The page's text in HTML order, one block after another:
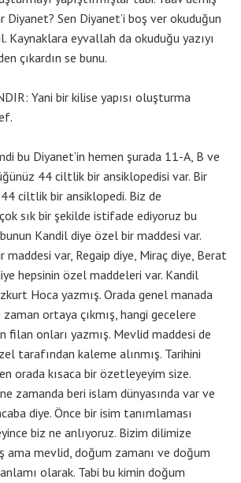
Diyanet? Sen Diyanet’i boş ver okuduğun
Kaynaklara eyvallah da okuduğu yazıyı
çıkardın se bunu.
Yani bir kilise yapısı oluşturma
bu Diyanet’in hemen şurada 11-A, B ve
44 ciltlik bir ansiklopedisi var. Bir
ciltlik bir ansiklopedi. Biz de
sık bir şekilde istifade ediyoruz bu
Kandil diye özel bir maddesi var.
var, Regaip diye, Miraç diye, Berat
hepsinin özel maddeleri var. Kandil
Hoca yazmış. Orada genel manada
ortaya çıkmış, hangi gecelere
filan onları yazmış. Mevlid maddesi de
tarafından kaleme alınmış. Tarihini
orada kısaca bir özetleyeyim size.
zamanda beri islam dünyasında var ve
diye. Önce bir isim tanımlaması
biz ne anlıyoruz. Bizim dilimize
ama mevlid, doğum zamanı ve doğum
olarak. Tabi bu kimin doğum